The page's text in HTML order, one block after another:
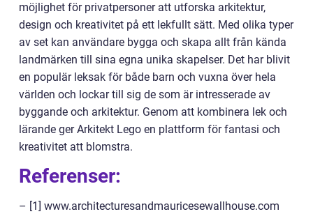
möjlighet för privatpersoner att utforska arkitektur,
design och kreativitet på ett lekfullt sätt. Med olika typer
av set kan användare bygga och skapa allt från kända
landmärken till sina egna unika skapelser. Det har blivit
en populär leksak för både barn och vuxna över hela
världen och lockar till sig de som är intresserade av
byggande och arkitektur. Genom att kombinera lek och
lärande ger Arkitekt Lego en plattform för fantasi och
kreativitet att blomstra.
Referenser:
– [1] www.architecturesandmauricesewallhouse.com